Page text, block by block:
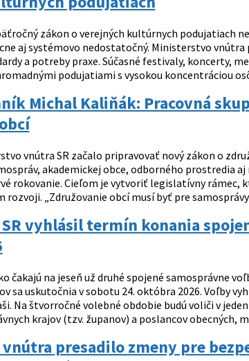
zákon o verejných kultúrnych podujatiach
aj systémovo nedostatočný. Ministerstvo
a potreby praxe. Súčasné festivaly, koncerty,
podujatiami s vysokou koncentráciou
Michal Kaliňák: Pracovná
vnútra SR začalo pripravovať nový zákon o
akademickej obce, odborného prostredia
rokovanie. Cieľom je vytvoriť legislatívny rámec,
rozvoji. „Združovanie obcí musí byť pre
SR vyhlásil termín konania
čakajú na jeseň už druhé spojené samosprávne
sa uskutočnia v sobotu 24. októbra 2026. Voľby
Na štvorročné volebné obdobie budú voliči v
krajov (tzv. županov) a poslancov obecných,
presadilo zmeny pre